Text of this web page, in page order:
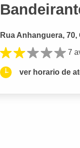
Rua Anhanguera,
7
ver horario de